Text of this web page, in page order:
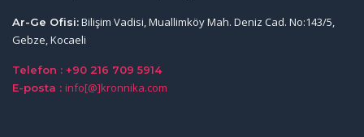
Ar-Ge Ofisi:Bilişim Vadisi, Muallimköy Mah. Deniz Cad. No:143/5,
Gebze, Kocaeli
Telefon : +90 216 709 5914
E-posta : info[@]kronnika.com